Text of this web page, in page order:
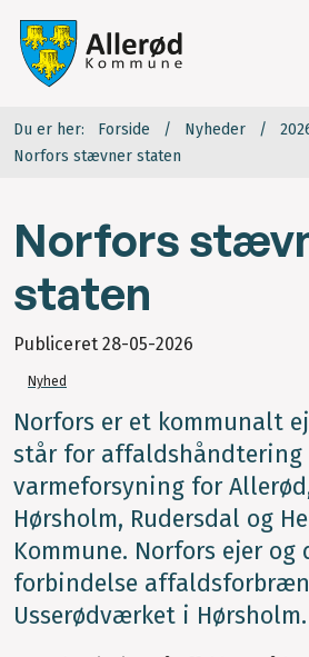
Du er her: Forside Nyheder
Norfors stævner staten
Norfors
staten
Publiceret 28-05-2026
Nyhed
Norfors er et kommunalt
står for affaldshåndtering
varmeforsyning for
Hørsholm, Rudersdal og
Kommune. Norfors ejer og
forbindelse
Usserødværket i Hørsholm.